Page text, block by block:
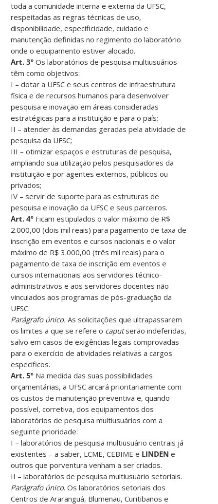
toda a comunidade interna e externa da UFSC,
respeitadas as regras técnicas de uso,
disponibilidade, especificidade, cuidado e
manutenção definidas no regimento do laboratório
onde o equipamento estiver alocado.
Art. 3º Os laboratórios de pesquisa multiusuários
têm como objetivos:
I – dotar a UFSC e seus centros de infraestrutura
física e de recursos humanos para desenvolver
pesquisa e inovação em áreas consideradas
estratégicas para a instituição e para o país;
II – atender às demandas geradas pela atividade de
pesquisa da UFSC;
III – otimizar espaços e estruturas de pesquisa,
ampliando sua utilização pelos pesquisadores da
instituição e por agentes externos, públicos ou
privados;
IV – servir de suporte para as estruturas de
pesquisa e inovação da UFSC e seus parceiros.
Art. 4º Ficam estipulados o valor máximo de R$
2.000,00 (dois mil reais) para pagamento de taxa de
inscrição em eventos e cursos nacionais e o valor
máximo de R$ 3.000,00 (três mil reais) para o
pagamento de taxa de inscrição em eventos e
cursos internacionais aos servidores técnico-
administrativos e aos servidores docentes não
vinculados aos programas de pós-graduação da
UFSC.
Parágrafo único. As solicitações que ultrapassarem
os limites a que se refere o caputserão indeferidas,
salvo em casos de exigências legais comprovadas
para o exercício de atividades relativas a cargos
específicos.
Art. 5º Na medida das suas possibilidades
orçamentárias, a UFSC arcará prioritariamente com
os custos de manutenção preventiva e, quando
possível, corretiva, dos equipamentos dos
laboratórios de pesquisa multiusuários com a
seguinte prioridade:
I – laboratórios de pesquisa multiusuário centrais já
existentes – a saber, LCME, CEBIME e LINDEN e
outros que porventura venham a ser criados.
II – laboratórios de pesquisa multiusuário setoriais.
Parágrafo único. Os laboratórios setoriais dos
Centros de Araranguá, Blumenau, Curitibanos e